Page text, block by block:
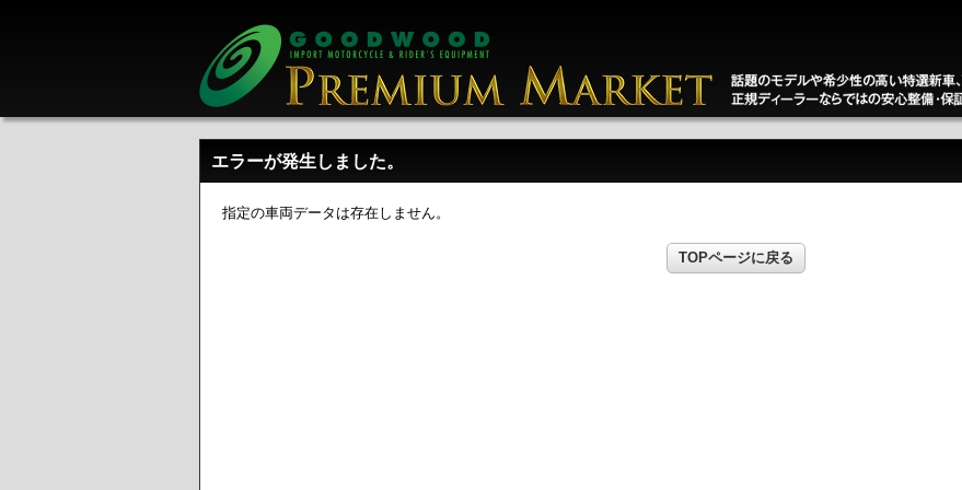
エラーが発生しました。
指定の車両データは存在しません。
TOPページに戻る